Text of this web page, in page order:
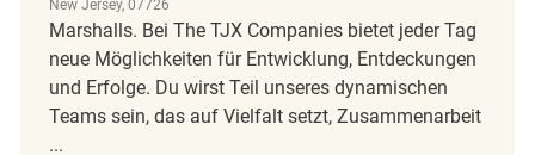
New Jersey, 07726
Marshalls. Bei The TJX Companies bietet jeder Tag
neue Möglichkeiten für Entwicklung, Entdeckungen
und Erfolge. Du wirst Teil unseres dynamischen
Teams sein, das auf Vielfalt setzt, Zusammenarbeit
...